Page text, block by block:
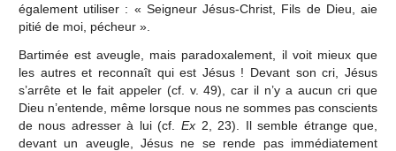
également utiliser : « Seigneur Jésus-Christ, Fils de Dieu, aie
pitié de moi, pécheur ».
Bartimée est aveugle, mais paradoxalement, il voit mieux que
les autres et reconnaît qui est Jésus ! Devant son cri, Jésus
s’arrête et le fait appeler (cf. v. 49), car il n’y a aucun cri que
Dieu n’entende, même lorsque nous ne sommes pas conscients
de nous adresser à lui (cf. Ex2, 23). Il semble étrange que,
devant un aveugle, Jésus ne se rende pas immédiatement